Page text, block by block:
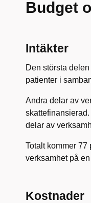
Budget
Intäkter
Den största
patienter i
Andra delar av
delar av
Totalt kommer
verksamhet på
Kostnader